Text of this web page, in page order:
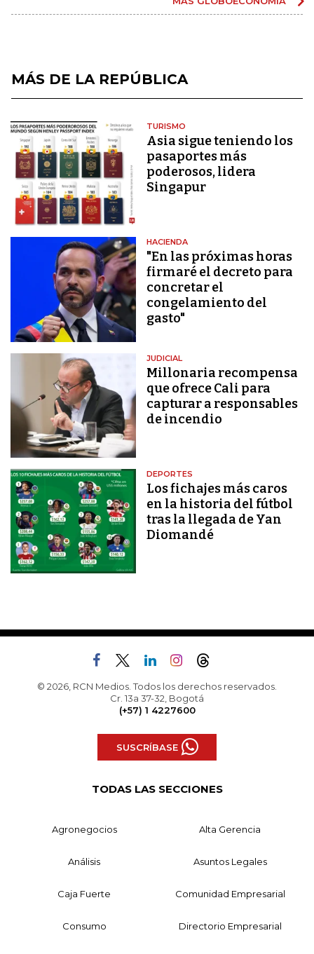
MÁS DE LA REPÚBLICA
TURISMO
Asia sigue teniendo los
pasaportes más
poderosos, lidera
Singapur
HACIENDA
"En las próximas horas
firmaré el decreto para
concretar el
congelamiento del
gasto"
JUDICIAL
Millonaria recompensa
que ofrece Cali para
capturar a responsables
de incendio
DEPORTES
Los fichajes más caros
en la historia del fútbol
tras la llegada de Yan
Diomandé
© 2026, RCN Medios. Todos los derechos reservados.
Cr. 13a 37-32, Bogotá
(+57) 1 4227600
SUSCRÍBASE
TODAS LAS SECCIONES
Agronegocios Alta Gerencia
Análisis Asuntos Legales
Caja Fuerte Comunidad Empresarial
Consumo Directorio Empresarial